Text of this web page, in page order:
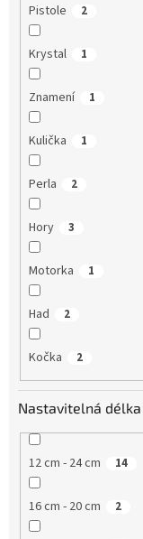
Pistole 2
Krystal 1
Znamení 1
Kulička 1
Perla 2
Hory 3
Motorka 1
Had 2
Kočka 2
Nastavitelná délka
12 cm - 24 cm 14
16 cm - 20 cm 2